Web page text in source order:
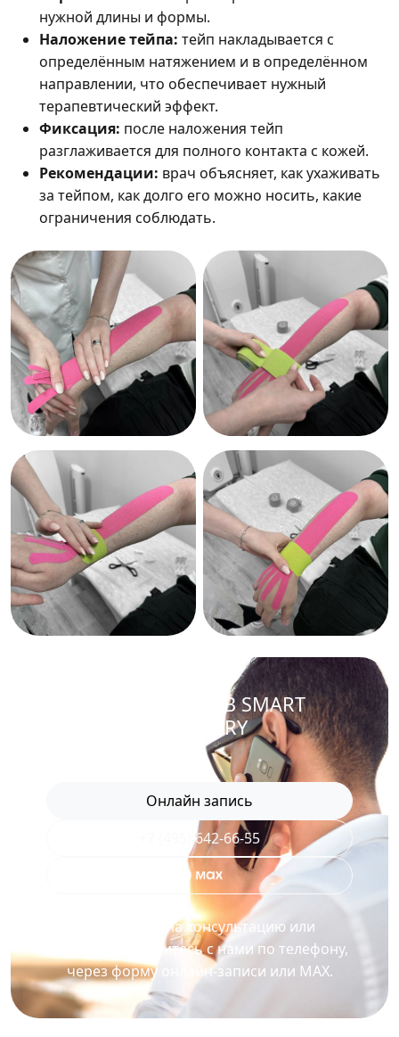
нужной длины и формы.
Наложение тейпа: тейп накладывается с
определённым натяжением и в определённом
направлении, что обеспечивает нужный
терапевтический эффект.
Фиксация: после наложения тейп
разглаживается для полного контакта с кожей.
Рекомендации: врач объясняет, как ухаживать
за тейпом, как долго его можно носить, какие
ограничения соблюдать.
ЗАПИСАТЬСЯ В SMART
RECOVERY
Онлайн запись
+7 (495) 642-66-55
Для записи на консультацию или
процедуру свяжитесь с нами по телефону,
через форму онлайн-записи или MAX.